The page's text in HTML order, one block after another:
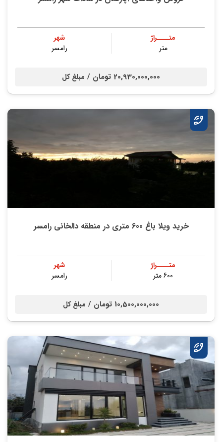
متــــراژ
متر
شهر
رامسر
20,930,000,000 تومان / مبلغ کل
خرید ویلا باغ 600 متری در منطقه دالخانی رامسر
متــــراژ
600 متر
شهر
رامسر
10,500,000,000 تومان / مبلغ کل